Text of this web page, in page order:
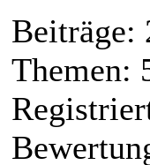
Beiträge:
Themen: